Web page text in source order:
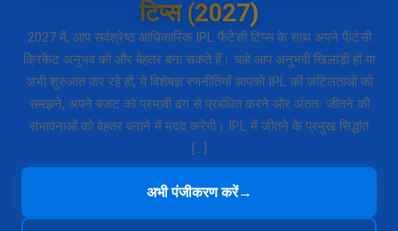
टिप्स (2027)
2027 में, आप सर्वश्रेष्ठ आधिकारिक IPL फैंटेसी टिप्स के साथ अपने फैंटेसी
क्रिकेट अनुभव को और बेहतर बना सकते हैं। चाहे आप अनुभवी खिलाड़ी हों या
अभी शुरुआत कर रहे हों, ये विशेषज्ञ रणनीतियाँ आपको IPL की जटिलताओं को
समझने, अपने बजट को प्रभावी ढंग से प्रबंधित करने और अंततः जीतने की
संभावनाओं को बेहतर बनाने में मदद करेंगी। IPL में जीतने के प्रमुख सिद्धांत
[…]
अभी पंजीकरण करें→